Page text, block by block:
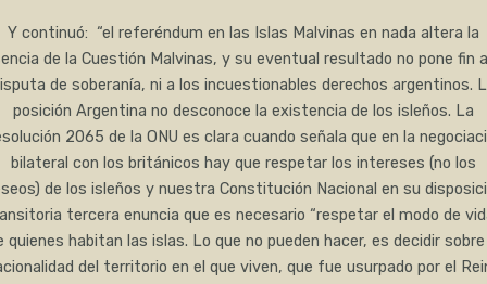
Y continuó: “el referéndum en las Islas Malvinas en nada altera la
de la Cuestión Malvinas, y su eventual resultado no pone fin
de soberanía, ni a los incuestionables derechos argentinos.
posición Argentina no desconoce la existencia de los isleños. La
2065 de la ONU es clara cuando señala que en la
bilateral con los británicos hay que respetar los intereses (no los
de los isleños y nuestra Constitución Nacional en su
tercera enuncia que es necesario “respetar el modo de
quienes habitan las islas. Lo que no pueden hacer, es decidir sobre
del territorio en el que viven, que fue usurpado por el